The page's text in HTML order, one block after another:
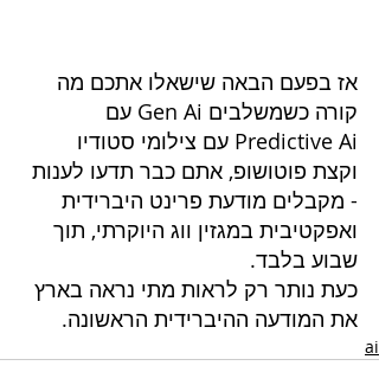
אז בפעם הבאה שישאלו אתכם מה
קורה כשמשלבים Gen Ai עם
Predictive Ai עם צילומי סטודיו
וקצת פוטושופ, אתם כבר תדעו לענות
- מקבלים מודעת פרינט היברידית
ואפקטיבית במגזין ווג היוקרתי, תוך
שבוע בלבד.
כעת נותר רק לראות מתי נראה בארץ
את המודעה ההיברידית הראשונה.
ai